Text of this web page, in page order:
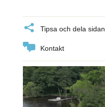
Tipsa och dela sidan
Kontakt